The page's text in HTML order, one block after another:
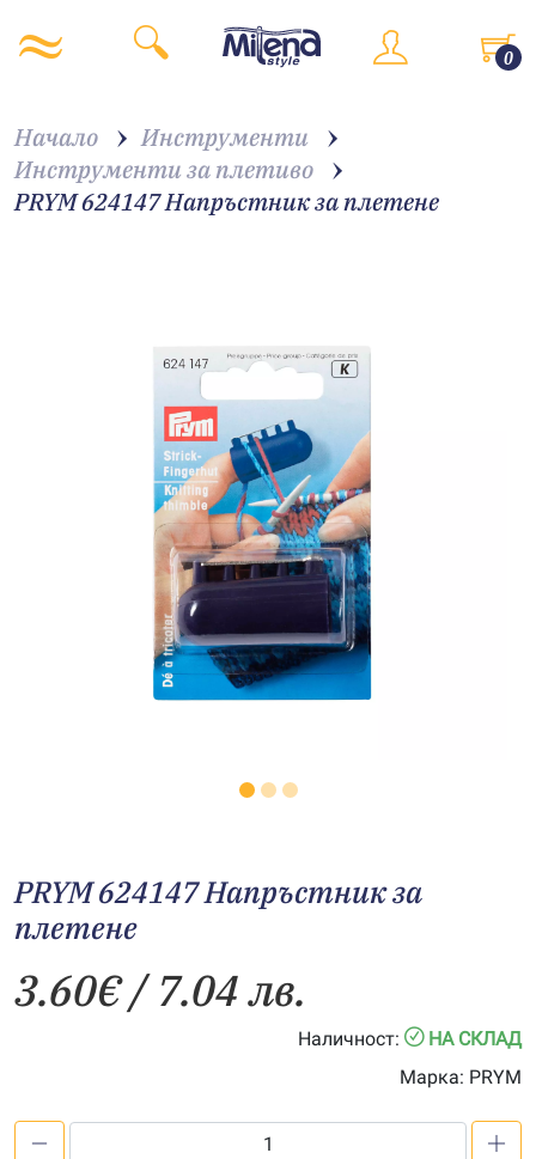
0
Начало
Инструменти
Инструменти за плетиво
PRYM 624147 Напръстник за плетене
PRYM 624147 Напръстник за
плетене
3.60€/ 7.04 лв.
Наличност:
НА СКЛАД
Марка: PRYM